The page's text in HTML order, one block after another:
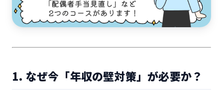
1. なぜ今「年収の壁対策」が必要か？